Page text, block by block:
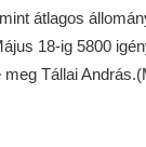
átlagos
18-ig 5800
Tállai